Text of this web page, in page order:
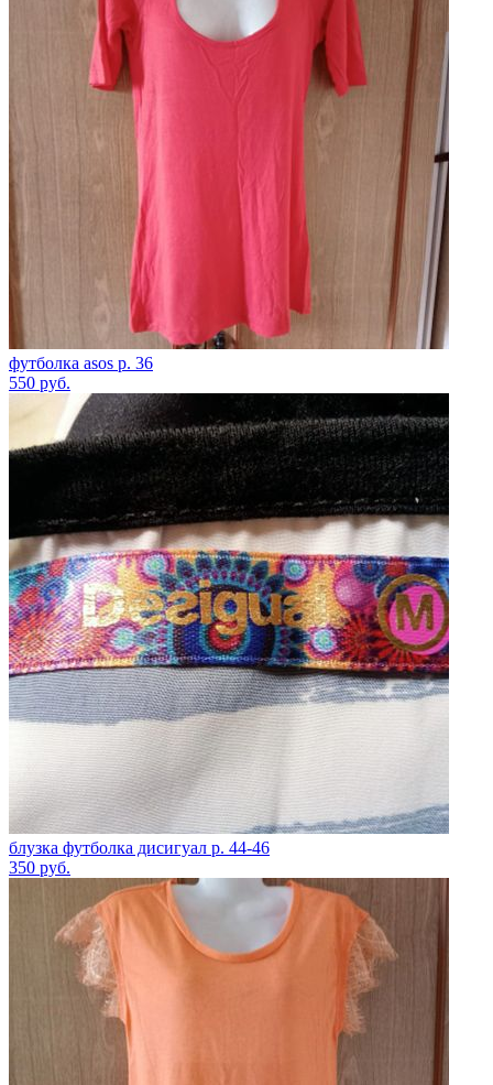
футболка asos р. 36
550 руб.
блузка футболка дисигуал р. 44-46
350 руб.